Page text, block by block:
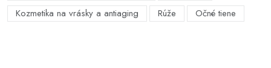
Kozmetika na vrásky a antiaging
Rúže Očné tiene